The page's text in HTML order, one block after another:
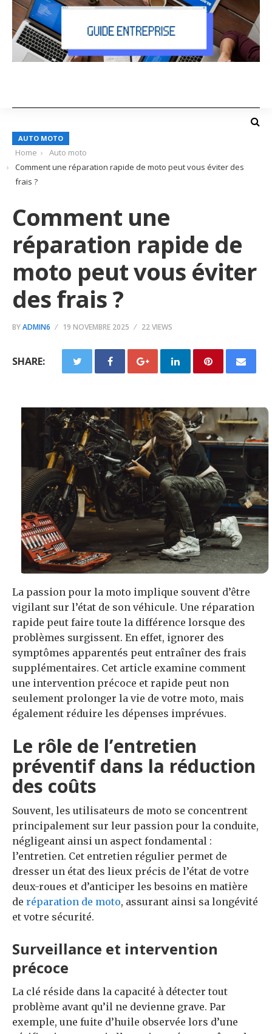
AUTO MOTO
Home
Auto moto
Comment une réparation rapide de moto peut vous éviter des
frais ?
Comment une
réparation rapide de
moto peut vous éviter
des frais ?
BYADMIN6 19 NOVEMBRE 2025 22 VIEWS
SHARE:
La passion pour la moto implique souvent d’être
vigilant sur l’état de son véhicule. Une réparation
rapide peut faire toute la différence lorsque des
problèmes surgissent. En effet, ignorer des
symptômes apparentés peut entraîner des frais
supplémentaires. Cet article examine comment
une intervention précoce et rapide peut non
seulement prolonger la vie de votre moto, mais
également réduire les dépenses imprévues.
Le rôle de l’entretien
préventif dans la réduction
des coûts
Souvent, les utilisateurs de moto se concentrent
principalement sur leur passion pour la conduite,
négligeant ainsi un aspect fondamental :
l’entretien. Cet entretien régulier permet de
dresser un état des lieux précis de l’état de votre
deux-roues et d’anticiper les besoins en matière
de réparation de moto, assurant ainsi sa longévité
et votre sécurité.
Surveillance et intervention
précoce
La clé réside dans la capacité à détecter tout
problème avant qu’il ne devienne grave. Par
exemple, une fuite d’huile observée lors d’une